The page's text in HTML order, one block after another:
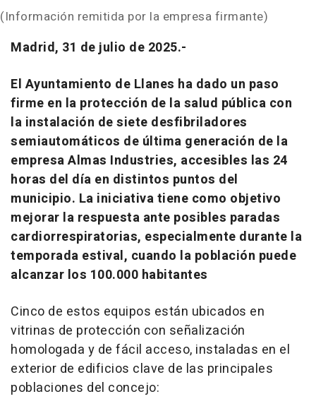
(Información remitida por la empresa firmante)
Madrid, 31 de julio de 2025.-
El Ayuntamiento de Llanes ha dado un paso
firme en la protección de la salud pública con
la instalación de siete desfibriladores
semiautomáticos de última generación de la
empresa Almas Industries, accesibles las 24
horas del día en distintos puntos del
municipio. La iniciativa tiene como objetivo
mejorar la respuesta ante posibles paradas
cardiorrespiratorias, especialmente durante la
temporada estival, cuando la población puede
alcanzar los 100.000 habitantes
Cinco de estos equipos están ubicados en
vitrinas de protección con señalización
homologada y de fácil acceso, instaladas en el
exterior de edificios clave de las principales
poblaciones del concejo: